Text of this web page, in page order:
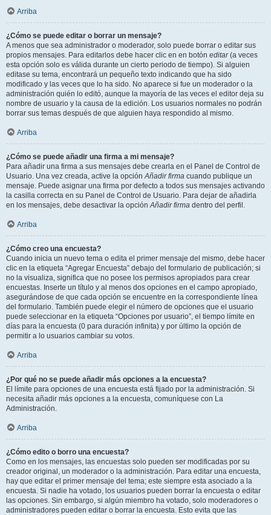
Arriba
¿Cómo se puede editar o borrar un mensaje?
A menos que sea administrador o moderador, solo puede borrar o editar sus
propios mensajes. Para editarlos debe hacer clic en en botón editar(a veces
esta opción solo es válida durante un cierto periodo de tiempo). Si alguien
editase su tema, encontrará un pequeño texto indicando que ha sido
modificado y las veces que lo ha sido. No aparece si fue un moderador o la
administración quién lo editó, aunque la mayoría de las veces el editor deja su
nombre de usuario y la causa de la edición. Los usuarios normales no podrán
borrar sus temas después de que alguien haya respondido al mismo.
Arriba
¿Cómo se puede añadir una firma a mi mensaje?
Para añadir una firma a sus mensajes debe crearla en el Panel de Control de
Usuario. Una vez creada, active la opciónAñadir firma cuando publique un
mensaje. Puede asignar una firma por defecto a todos sus mensajes activando
la casilla correcta en su Panel de Control de Usuario. Para dejar de añadirla
en los mensajes, debe desactivar la opciónAñadir firma dentro del perfil.
Arriba
¿Cómo creo una encuesta?
Cuando inicia un nuevo tema o edita el primer mensaje del mismo, debe hacer
clic en la etiqueta “Agregar Encuesta” debajo del formulario de publicación; si
no la visualiza, significa que no posee los permisos apropiados para crear
encuestas. Inserte un título y al menos dos opciones en el campo apropiado,
asegurándose de que cada opción se encuentre en la correspondiente línea
del formulario. También puede elegir el número de opciones que el usuario
puede seleccionar en la etiqueta “Opciones por usuario”, el tiempo límite en
días para la encuesta (0 para duración infinita) y por último la opción de
permitir a lo usuarios cambiar su votos.
Arriba
¿Por qué no se puede añadir más opciones a la encuesta?
El límite para opciones de una encuesta está fijado por la administración. Si
necesita añadir más opciones a la encuesta, comuníquese con La
Administración.
Arriba
¿Cómo edito o borro una encuesta?
Como en los mensajes, las encuestas solo pueden ser modificadas por su
creador original, un moderador o la administración. Para editar una encuesta,
hay que editar el primer mensaje del tema; este siempre esta asociado a la
encuesta. Si nadie ha votado, los usuarios pueden borrar la encuesta o editar
las opciones. Sin embargo, si algún miembro ha votado, solo moderadores o
administradores pueden editar o borrar la encuesta. Esto evita que las